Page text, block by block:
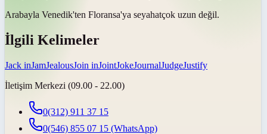
Arabayla Venedik'ten Floransa'ya seyahatçok uzun değil.
İlgili Kelimeler
Jack inJamJealousJoin inJointJokeJournalJudgeJustify
İletişim Merkezi (09.00 - 22.00)
0(312) 911 37 15
0(546) 855 07 15 (WhatsApp)